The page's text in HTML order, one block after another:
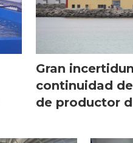
Gran
continuidad
de productor